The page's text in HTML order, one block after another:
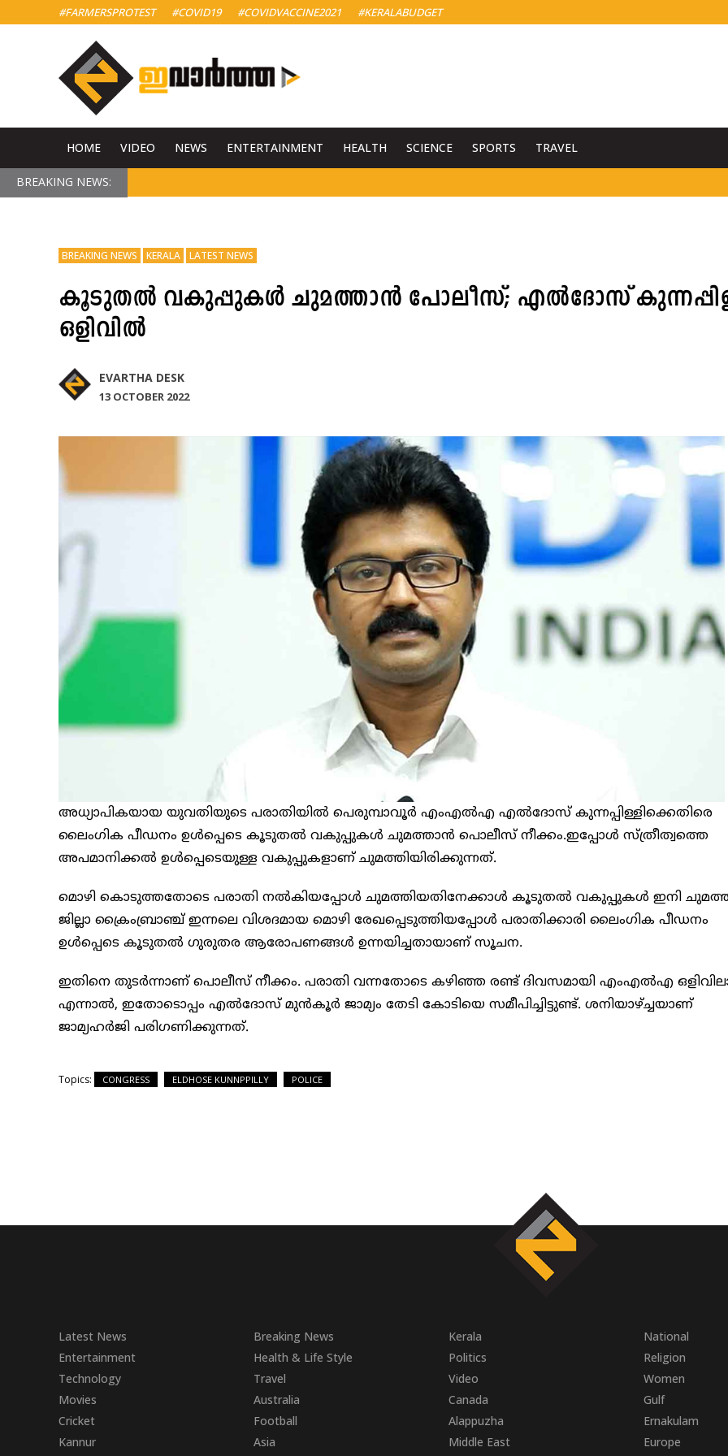
#FARMERSPROTEST #COVID19 #COVIDVACCINE2021 #KERALABUDGET
HOME VIDEO NEWS ENTERTAINMENT HEALTH SCIENCE SPORTS TRAVEL
BREAKING NEWS:
BREAKING NEWS KERALA LATEST NEWS
കൂടുതൽ വകുപ്പുകൾ ചുമത്താൻ പോലീസ്; എല്‍ദോസ്
ഒളിവിൽ
EVARTHA DESK
13 OCTOBER 2022
അധ്യാപികയായ യുവതിയുടെ പരാതിയിൽ പെരുമ്പാവൂര്‍ എംഎല്‍എ എല്‍ദോസ് കുന്നപ്പിള്ളിക്കെതിരെ
ലൈംഗിക പീഡനം ഉള്‍പ്പെടെ കൂടുതല്‍ വകുപ്പുകള്‍ ചുമത്താന്‍ പൊലീസ് നീക്കം.ഇപ്പോൾ സ്ത്രീത്വത്തെ
അപമാനിക്കല്‍ ഉള്‍പ്പെടെയുള്ള വകുപ്പുകളാണ് ചുമത്തിയിരിക്കുന്നത്.
മൊഴി കൊടുത്തതോടെ പരാതി നൽകിയപ്പോൾ ചുമത്തിയതിനേക്കാൾ കൂടുതൽ വകുപ്പുകൾ ഇനി
ജില്ലാ ക്രൈംബ്രാഞ്ച് ഇന്നലെ വിശദമായ മൊഴി രേഖപ്പെടുത്തിയപ്പോൾ പരാതിക്കാരി ലൈംഗിക പീഡനം
ഉള്‍പ്പെടെ കൂടുതല്‍ ഗുരുതര ആരോപണങ്ങള്‍ ഉന്നയിച്ചതായാണ് സൂചന.
ഇതിനെ തുടർന്നാണ് പൊലീസ് നീക്കം. പരാതി വന്നതോടെ കഴിഞ്ഞ രണ്ട് ദിവസമായി എംഎല്‍എ
എന്നാൽ, ഇതോടൊപ്പം എല്‍ദോസ് മുന്‍കൂര്‍ ജാമ്യം തേടി കോടിയെ സമീപിച്ചിട്ടുണ്ട്. ശനിയാഴ്ച്ചയാണ്
ജാമ്യഹര്‍ജി പരിഗണിക്കുന്നത്.
Topics: CONGRESS ELDHOSE KUNNPPILLY POLICE
Latest News Breaking News Kerala National
Entertainment
Health & Life Style Politics Religion
Technology
Travel Video Women
Movies
Australia Canada Gulf
Cricket
Football Alappuzha Ernakulam
Kannur
Asia Middle East Europe